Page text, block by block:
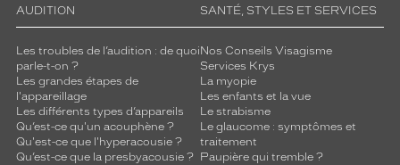
AUDITION
Les troubles de l’audition : de quoi
parle-t-on ?
Les grandes étapes de
l'appareillage
Les différents types d’appareils
Qu’est-ce qu'un acouphène ?
Qu'est-ce que l'hyperacousie ?
Qu’est-ce que la presbyacousie ?
SANTÉ, STYLES ET SERVICES
Nos Conseils Visagisme
Services Krys
La myopie
Les enfants et la vue
Le strabisme
Le glaucome : symptômes et
traitement
Paupière qui tremble ?